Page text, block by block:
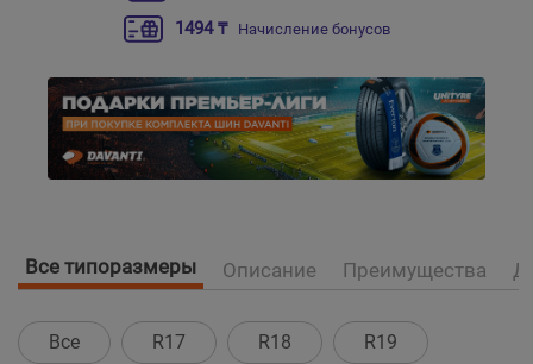
1494 ₸ Начисление бонусов
Все типоразмеры Описание Преимущества
Все R17 R18
R19